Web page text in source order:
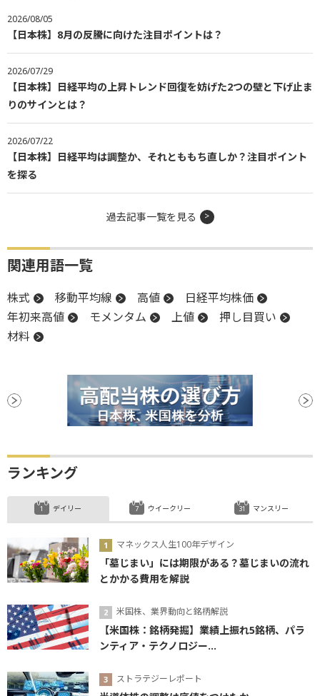
2026/08/05
【日本株】8月の反騰に向けた注目ポイントは？
2026/07/29
【日本株】日経平均の上昇トレンド回復を妨げた2つの壁と下げ止ま
りのサインとは？
2026/07/22
【日本株】日経平均は調整か、それとももち直しか？注目ポイント
を探る
過去記事一覧を見る
関連用語一覧
株式 移動平均線 高値
日経平均株価
年初来高値
モメンタム 上値
押し目買い
材料
ランキング
デイリー
マネックス人生100年デザイン
「墓じまい」には期限がある？墓じまいの流れ
とかかる費用を解説
米国株、業界動向と銘柄解説
【米国株：銘柄発掘】業績上振れ5銘柄、パラ
ンティア・テクノロジー...
ストラテジーレポート
ウイークリー マンスリー